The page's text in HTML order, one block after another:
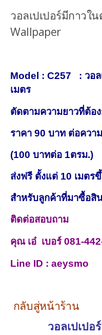
วอลเปเปอร์มีกาวใ
Wallpaper
Model : C257 : วอล
เมตร
ตัดตามความยาวที่ต้อ
ราคา 90 บาท ต่อควา
(100 บาทต่อ 1ตรม.)
ส่งฟรี ตั้งแต่ 10 เมตร
สำหรับลูกค้าที่มาซื้อสิ
ติดต่อสอบถาม
คุณ เอ๋ เบอร์ 081-
Line ID : aeysmo
กลับสู่หน้าร้าน
วอลเปเปอ